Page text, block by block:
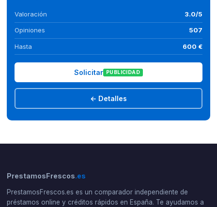
Valoración 3.0/5
Opiniones 507
Hasta 600 €
Solicitar PUBLICIDAD
← Detalles
PrestamosFrescos.es
PrestamosFrescos.es es un comparador independiente de
préstamos online y créditos rápidos en España. Te ayudamos a